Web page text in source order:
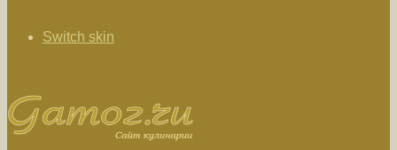
Switch skin